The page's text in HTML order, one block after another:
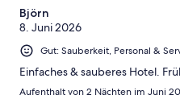
Björn
8. Juni 2026
Gut: Sauberkeit, Personal &
Einfaches & sauberes Hotel.
Aufenthalt von 2 Nächten im Juni